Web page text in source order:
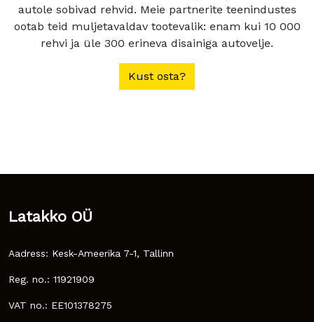
autole sobivad rehvid. Meie partnerite teenindustes
ootab teid muljetavaldav tootevalik: enam kui 10 000
rehvi ja üle 300 erineva disainiga autovelje.
Kust osta?
Latakko OÜ
Aadress: Kesk-Ameerika 7-1, Tallinn
Reg. no.: 11921909
VAT no.: EE101378275